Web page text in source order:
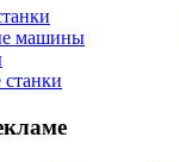
машины